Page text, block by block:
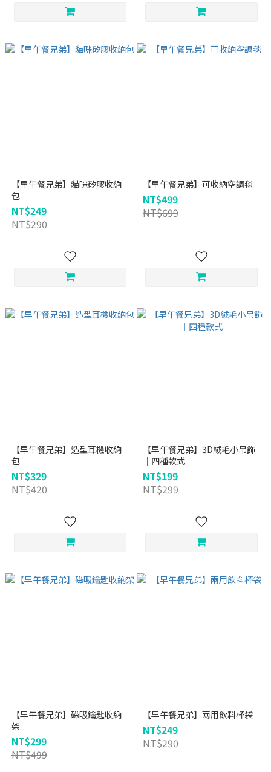
【早午餐兄弟】貓咪矽膠收納
包
NT$249
NT$290
【早午餐兄弟】可收納空調毯
NT$499
NT$699
【早午餐兄弟】造型耳機收納
包
NT$329
NT$420
【早午餐兄弟】3D絨毛小吊飾
｜四種款式
NT$199
NT$299
【早午餐兄弟】磁吸鑰匙收納
架
NT$299
NT$499
【早午餐兄弟】兩用飲料杯袋
NT$249
NT$290